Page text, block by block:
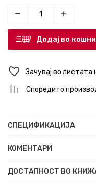
Додај во
Зачувај во листата
Спореди го
СПЕЦИФИКАЦИЈА
КОМЕНТАРИ
ДОСТАПНОСТ ВО